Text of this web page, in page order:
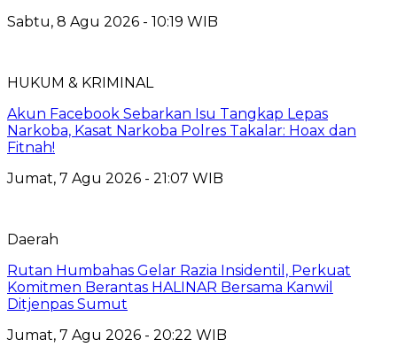
Sabtu, 8 Agu 2026 - 10:19 WIB
HUKUM & KRIMINAL
Akun Facebook Sebarkan Isu Tangkap Lepas
Narkoba, Kasat Narkoba Polres Takalar: Hoax dan
Fitnah!
Jumat, 7 Agu 2026 - 21:07 WIB
Daerah
Rutan Humbahas Gelar Razia Insidentil, Perkuat
Komitmen Berantas HALINAR Bersama Kanwil
Ditjenpas Sumut
Jumat, 7 Agu 2026 - 20:22 WIB